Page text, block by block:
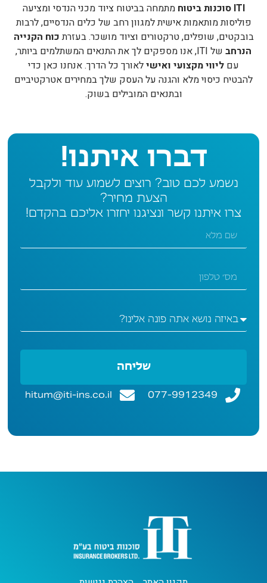
ITI סוכנות ביטוח
מתמחה בביטוח ציוד מכני הנדסי ומציעה
פוליסות מותאמות אישית למגוון רחב של כלים הנדסיים, לרבות
בובקטים, שופלים, טרקטורים וציוד מושכר. בעזרתכוח הקנייה
הנרחב
של ITI, אנו מספקים לך את התנאים המשתלמים ביותר,
עם ליווי מקצועי ואישילאורך כל הדרך. אנחנו כאן כדי
להבטיח כיסוי מלא והגנה על העסק שלך במחירים אטרקטיביים
ובתנאים המובילים בשוק.
דברו איתנו!
נשמע לכם טוב? רוצים לשמוע עוד ולקבל
הצעת מחיר?
צרו איתנו קשר ונציגנו יחזרו אליכם בהקדם!
שליחה
077-9912349
hitum@iti-ins.co.il